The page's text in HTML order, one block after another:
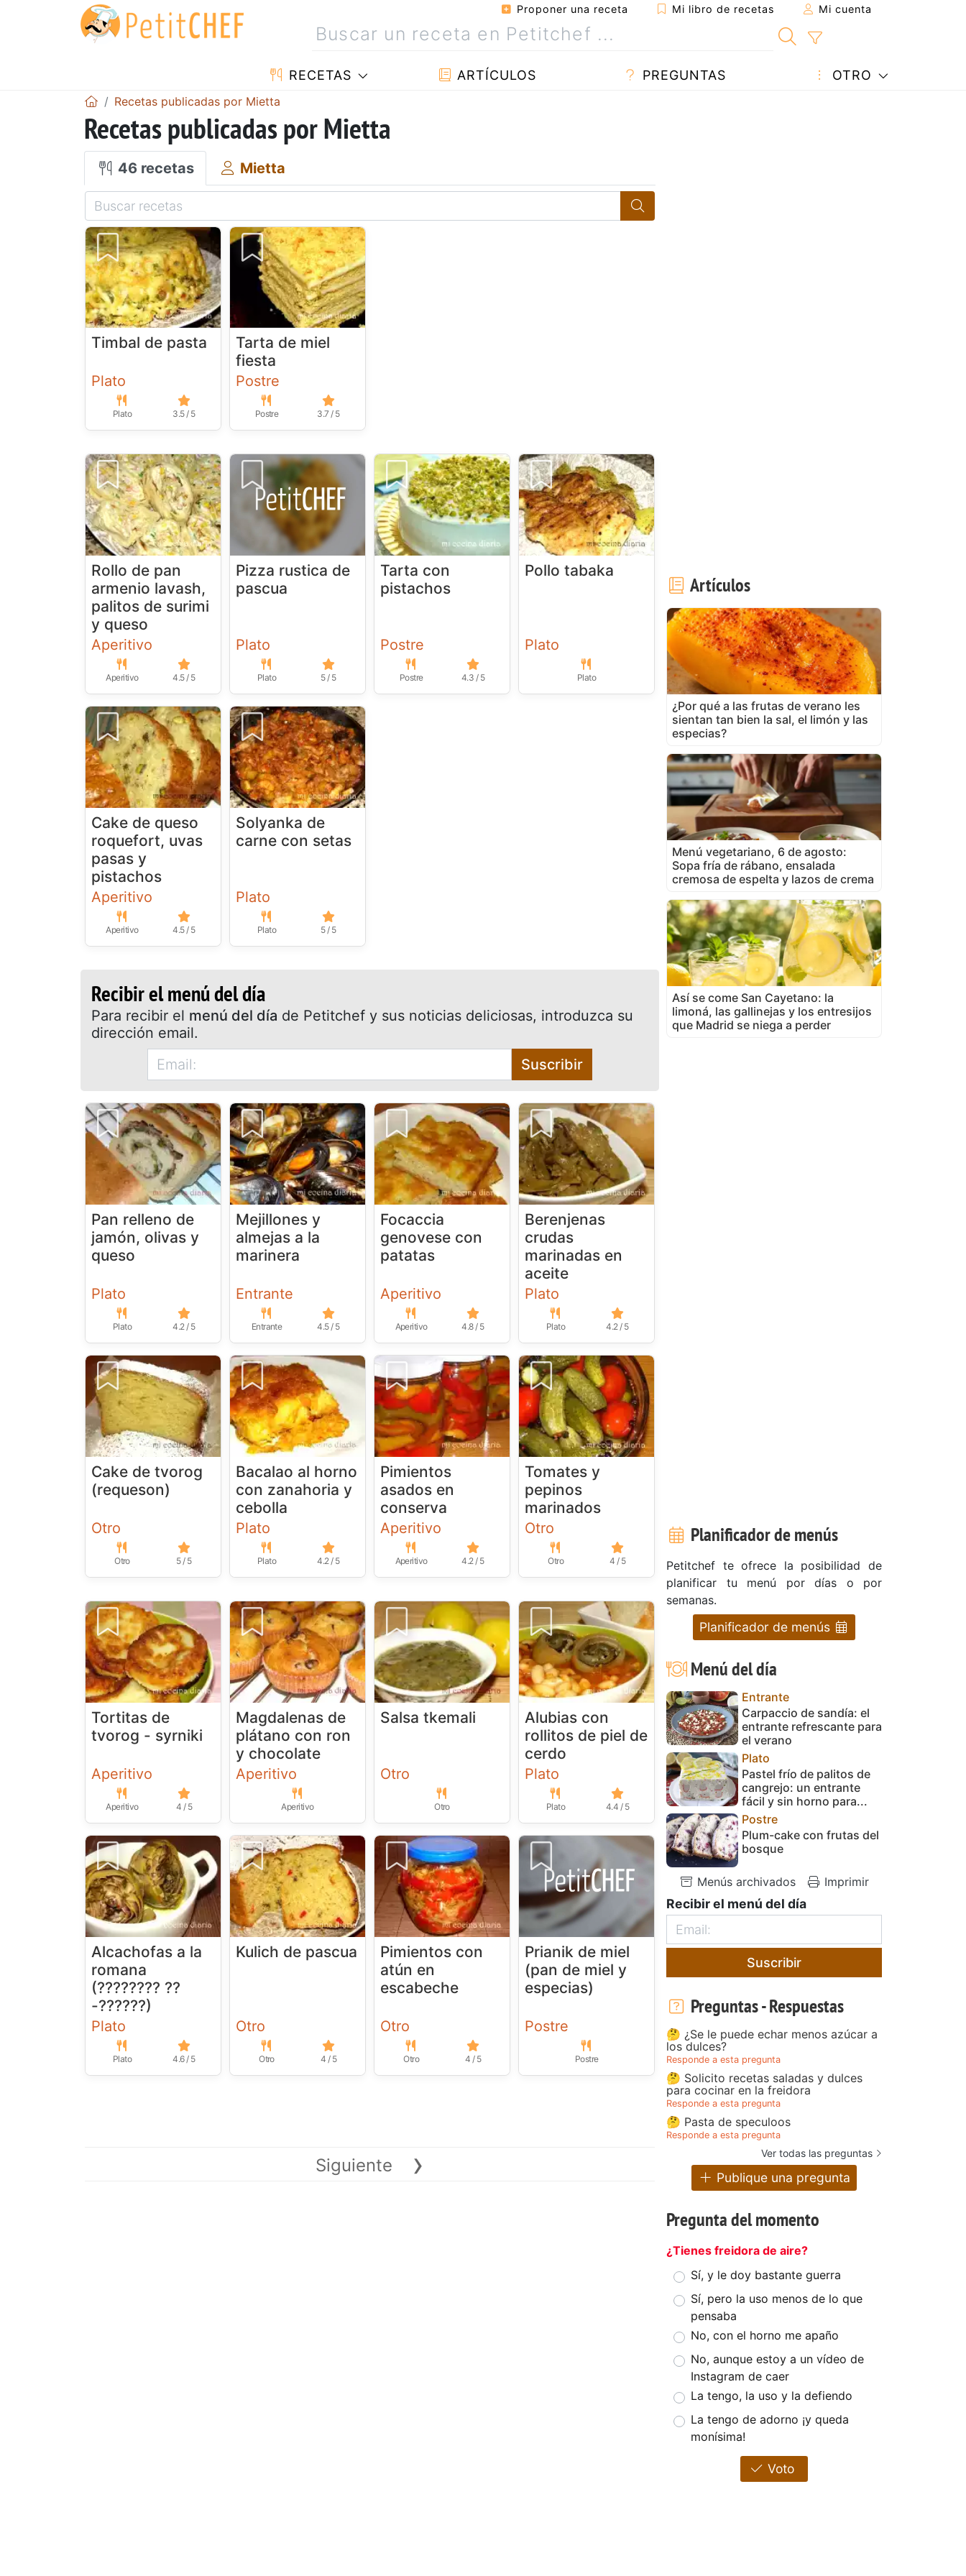
Proponer una receta Mi libro de recetas Mi cuenta
RECETAS ARTÍCULOS PREGUNTAS OTRO
Recetas publicadas por Mietta
Recetas publicadas por Mietta
46 recetas Mietta
Timbal de pasta
Plato
Plato 3.5 / 5
Tarta de miel
fiesta
Postre
Postre 3.7 / 5
Rollo de pan
armenio lavash,
palitos de surimi
y queso
Aperitivo
Aperitivo 4.5 / 5
Pizza rustica de
pascua
Plato
Plato 5 / 5
Tarta con
pistachos
Postre
Postre 4.3 / 5
Pollo tabaka
Plato
Plato
Cake de queso
roquefort, uvas
pasas y
pistachos
Aperitivo
Aperitivo 4.5 / 5
Solyanka de
carne con setas
Plato
Plato 5 / 5
Recibir el menú del día
Para recibir el menú del día de Petitchef y sus noticias deliciosas, introduzca su
dirección email.
Suscribir
Pan relleno de
jamón, olivas y
queso
Plato
Plato 4.2 / 5
Mejillones y
almejas a la
marinera
Entrante
Entrante 4.5 / 5
Focaccia
genovese con
patatas
Aperitivo
Aperitivo 4.8 / 5
Berenjenas
crudas
marinadas en
aceite
Plato
Plato 4.2 / 5
Cake de tvorog
(requeson)
Otro
Otro 5 / 5
Bacalao al horno
con zanahoria y
cebolla
Plato
Plato 4.2 / 5
Pimientos
asados en
conserva
Aperitivo
Aperitivo 4.2 / 5
Tomates y
pepinos
marinados
Otro
Otro 4 / 5
Tortitas de
tvorog - syrniki
Aperitivo
Aperitivo 4 / 5
Magdalenas de
plátano con ron
y chocolate
Aperitivo
Aperitivo
Salsa tkemali
Otro
Otro
Alubias con
rollitos de piel de
cerdo
Plato
Plato 4.4 / 5
Alcachofas a la
romana
(???????? ??
-??????)
Plato
Plato 4.6 / 5
Kulich de pascua
Otro
Otro 4 / 5
Pimientos con
atún en
escabeche
Otro
Otro 4 / 5
Prianik de miel
(pan de miel y
especias)
Postre
Postre
Siguiente ›
Artículos
¿Por qué a las frutas de verano les
sientan tan bien la sal, el limón y las
especias?
Menú vegetariano, 6 de agosto:
Sopa fría de rábano, ensalada
cremosa de espelta y lazos de crema
Así se come San Cayetano: la
limoná, las gallinejas y los entresijos
que Madrid se niega a perder
Planificador de menús
Petitchef te ofrece la posibilidad de
planificar tu menú por días o por
semanas.
Planificador de menús
Menú del día
Entrante
Carpaccio de sandía: el
entrante refrescante para
el verano
Plato
Pastel frío de palitos de
cangrejo: un entrante
fácil y sin horno para...
Postre
Plum-cake con frutas del
bosque
Menús archivados Imprimir
Recibir el menú del día
Suscribir
Preguntas - Respuestas
🤔 ¿Se le puede echar menos azúcar a
los dulces?
Responde a esta pregunta
🤔 Solicito recetas saladas y dulces
para cocinar en la freidora
Responde a esta pregunta
🤔 Pasta de speculoos
Responde a esta pregunta
Ver todas las preguntas
Publique una pregunta
Pregunta del momento
¿Tienes freidora de aire?
Sí, y le doy bastante guerra
Sí, pero la uso menos de lo que
pensaba
No, con el horno me apaño
No, aunque estoy a un vídeo de
Instagram de caer
La tengo, la uso y la defiendo
La tengo de adorno ¡y queda
monísima!
Voto